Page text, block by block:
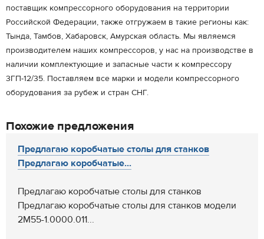
поставщик компрессорного оборудования на территории
Российской Федерации, также отгружаем в такие регионы как:
Тында, Тамбов, Хабаровск, Амурская область. Мы являемся
производителем наших компрессоров, у нас на производстве в
наличии комплектующие и запасные части к компрессору
3ГП-12/35. Поставляем все марки и модели компрессорного
оборудования за рубеж и стран СНГ.
Похожие предложения
Предлагаю коробчатые столы для станков
Предлагаю коробчатые...
Предлагаю коробчатые столы для станков
Предлагаю коробчатые столы для станков модели
2М55-1.0000.011...